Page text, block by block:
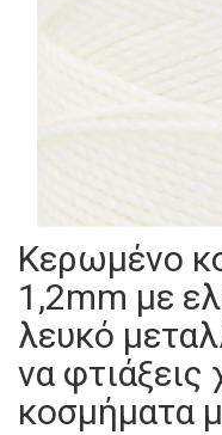
Κερωμένο
1,2mm με
λευκό
να φτιάξεις
κοσμήματα